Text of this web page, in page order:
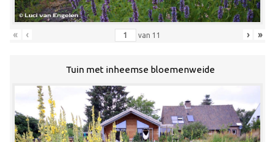
« ‹ van 11 › »
Tuin met inheemse bloemenweide